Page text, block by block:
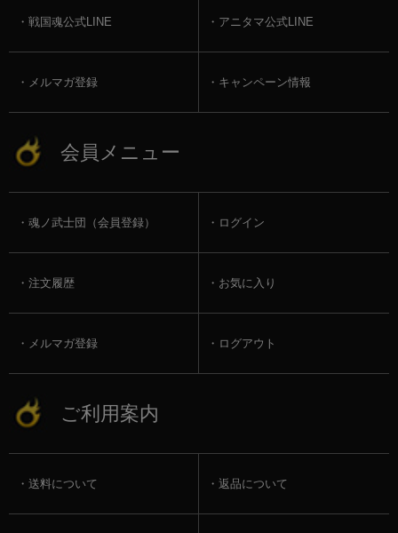
戦国魂公式LINE アニタマ公式LINE
メルマガ登録 キャンペーン情報
会員メニュー
魂ノ武士団（会員登録） ログイン
注文履歴 お気に入り
メルマガ登録 ログアウト
ご利用案内
送料について 返品について